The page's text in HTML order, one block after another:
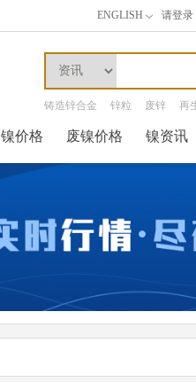
ENGLISH 请登录
铸造锌合金 锌粒 废锌 再
镍价格 废镍价格 镍资讯